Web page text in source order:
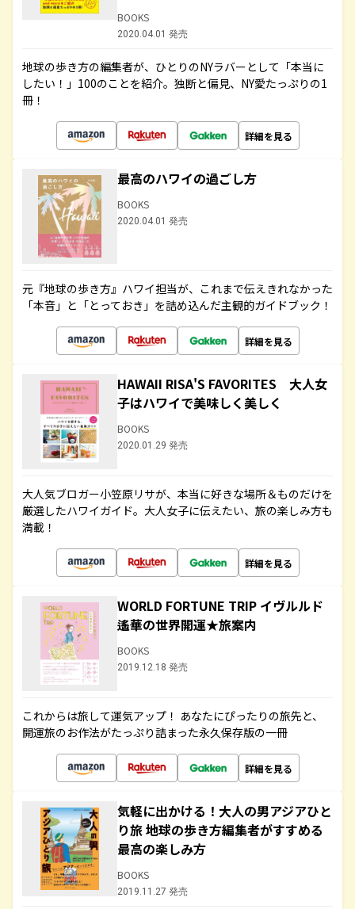
BOOKS
2020.04.01 発売
地球の歩き方の編集者が、ひとりのNYラバーとして「本当に
したい！」100のことを紹介。独断と偏見、NY愛たっぷりの1
冊！
詳細を見る
最高のハワイの過ごし方
BOOKS
2020.04.01 発売
元『地球の歩き方』ハワイ担当が、これまで伝えきれなかった
「本音」と「とっておき」を詰め込んだ主観的ガイドブック！
詳細を見る
HAWAII RISA'S FAVORITES 大人女
子はハワイで美味しく美しく
BOOKS
2020.01.29 発売
大人気ブロガー小笠原リサが、本当に好きな場所＆ものだけを
厳選したハワイガイド。大人女子に伝えたい、旅の楽しみ方も
満載！
詳細を見る
WORLD FORTUNE TRIP イヴルルド
遙華の世界開運★旅案内
BOOKS
2019.12.18 発売
これからは旅して運気アップ！ あなたにぴったりの旅先と、
開運旅のお作法がたっぷり詰まった永久保存版の一冊
詳細を見る
気軽に出かける！大人の男アジアひと
り旅 地球の歩き方編集者がすすめる
最高の楽しみ方
BOOKS
2019.11.27 発売